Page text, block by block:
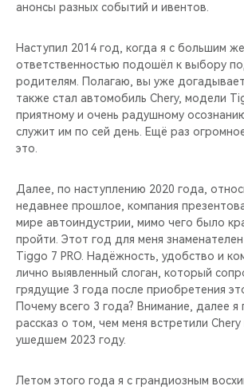
анонсы разных событий и ивентов.
Наступил 2014 год, когда я с большим
ответственностью подошёл к выбору
родителям. Полагаю, вы уже
также стал автомобиль Chery, модели
приятному и очень радушному
служит им по сей день. Ещё раз
это.
Далее, по наступлению 2020 года,
недавнее прошлое, компания
мире автоиндустрии, мимо чего было
пройти. Этот год для меня
Tiggo 7 PRO. Надёжность, удобство и
лично выявленный слоган, который
грядущие 3 года после приобретения
Почему всего 3 года? Внимание, далее я
рассказ о том, чем меня встретили
ушедшем 2023 году.
Летом этого года я с грандиозным